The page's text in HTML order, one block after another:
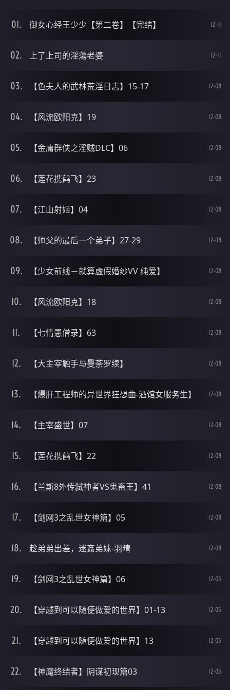
12-11
御女心经王少少【第二卷】【完结】
12-11
上了上司的淫蕩老婆
12-08
【色夫人的武林荒淫日志】15-17
12-08
【风流欧阳克】19
12-08
【金庸群侠之淫贼DLC】06
12-08
【莲花携鹤飞】23
12-08
【江山射姬】04
12-08
【师父的最后一个弟子】27-29
12-08
【少女前线－就算虚假婚纱VV 纯爱】
12-08
【风流欧阳克】18
12-08
【七情愚僧录】63
12-08
【大主宰触手与曼荼罗续】
12-08
【爆肝工程师的异世界狂想曲-酒馆女服务生】
12-08
【主宰盛世】07
12-08
【莲花携鹤飞】22
12-08
【兰斯8外传弑神者VS鬼畜王】41
12-08
【剑网3之乱世女神篇】05
12-08
趁弟弟出差，迷姦弟妹-羽晴
12-05
【剑网3之乱世女神篇】06
12-05
【穿越到可以随便做爱的世界】01-13
12-05
【穿越到可以随便做爱的世界】13
12-05
【神魔终结者】阴谋初现篇03